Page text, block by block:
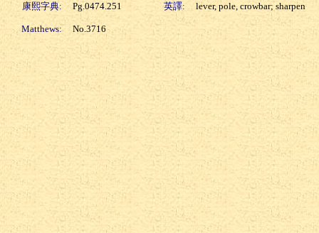
康熙字典: Pg.0474.251 英譯: lever, pole, crowbar; sharpen
Matthews: No.3716